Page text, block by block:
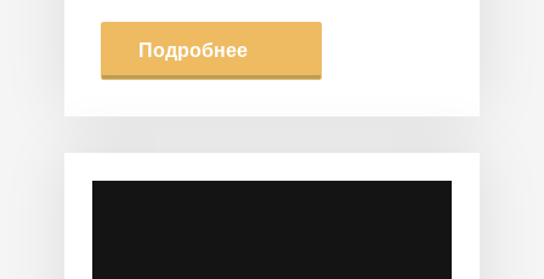
Подробнее